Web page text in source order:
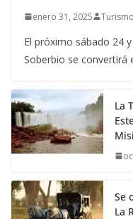
enero 31, 2025
El próximo sábado 24
Soberbio se convertirá
La
Se
La